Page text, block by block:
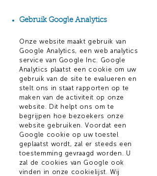
Gebruik Google Analytics
Onze website maakt gebruik van
Google Analytics, een web analytics
service van Google Inc. Google
Analytics plaatst een cookie om uw
gebruik van de site te evalueren en
stelt ons in staat rapporten op te
maken van de activiteit op onze
website. Dit helpt ons om te
begrijpen hoe bezoekers onze
website gebruiken. Voordat een
Google cookie op uw toestel
geplaatst wordt, zal er steeds een
toestemming gevraagd worden. U
zal de cookies van Google ook
vinden in onze cookielijst. Wij